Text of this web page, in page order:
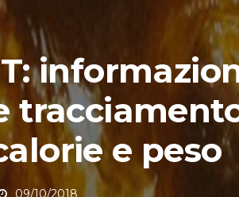
e peso
09/10/2018